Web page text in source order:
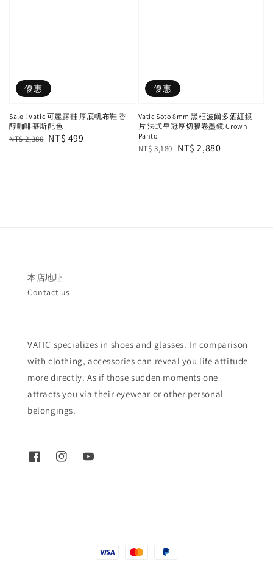
優惠
Sale ! Vatic 可麗露鞋 厚底帆布鞋 香
醇咖啡慕斯配色
Regular
NT$ 2,380 Sale
NT$ 499
優惠
Vatic Soto 8mm 黑框波爾多酒紅鏡
片 法式皇冠厚切膠卷墨鏡 Crown
Panto
Regular
NT$ 3,180 Sale
NT$ 2,880
本店地址
Contact us
VATIC specializes in shoes and glasses. In comparison
with clothing, accessories can reveal you life attitude
more directly. As if those sudden moments one
attracts you via their eyewear or other personal
belongings.